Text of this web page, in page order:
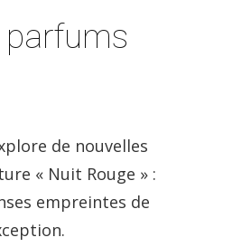
parfums
de nouvelles
« Nuit Rouge » :
empreintes de